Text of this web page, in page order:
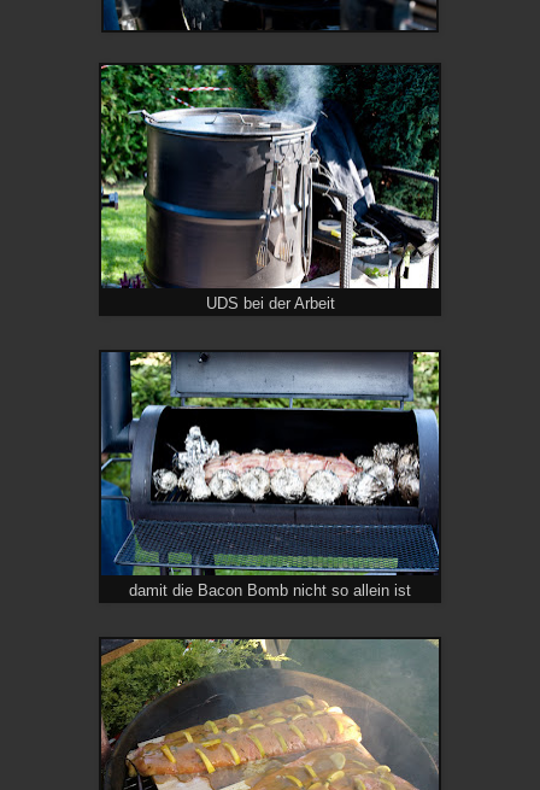
UDS bei der Arbeit
damit die Bacon Bomb nicht so allein ist